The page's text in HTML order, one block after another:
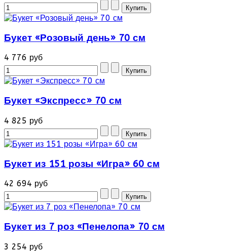
Букет «Розовый день» 70 см
4 776 руб
Букет «Экспресс» 70 см
4 825 руб
Букет из 151 розы «Игра» 60 см
42 694 руб
Букет из 7 роз «Пенелопа» 70 см
3 254 руб